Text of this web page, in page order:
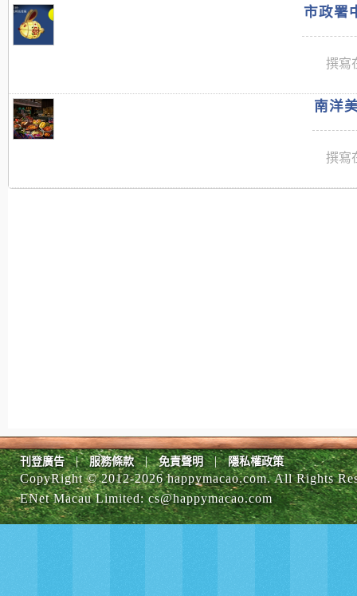
市政署
撰寫
南洋
撰寫
刊登廣告 | 服務條款 | 免責聲明 | 隱私權政策
CopyRight © 2012-2026 happymacao.com. All Rights
ENet Macau Limited:cs@happymacao.com